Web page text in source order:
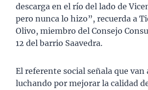
descarga en el río del lado de
pero nunca lo hizo”, recuerda a
Olivo, miembro del Consejo
12 del barrio Saavedra.
El referente social señala que van
luchando por mejorar la calidad